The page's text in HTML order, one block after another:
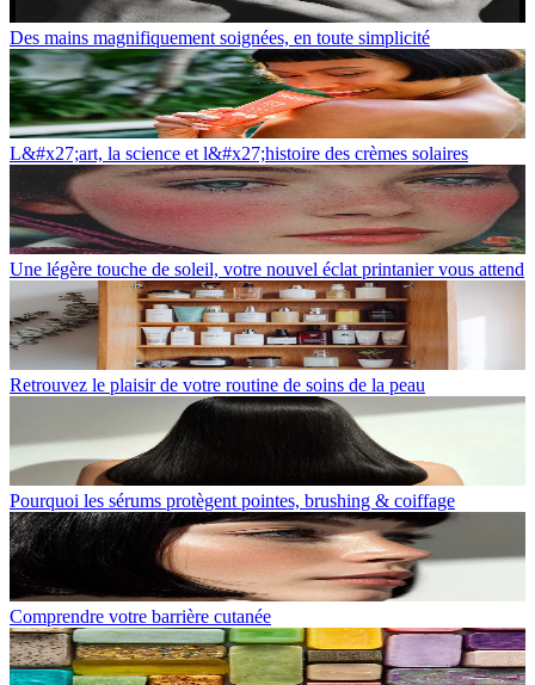
Des mains magnifiquement soignées, en toute simplicité
L&#x27;art, la science et l&#x27;histoire des crèmes solaires
Une légère touche de soleil, votre nouvel éclat printanier vous attend
Retrouvez le plaisir de votre routine de soins de la peau
Pourquoi les sérums protègent pointes, brushing & coiffage
Comprendre votre barrière cutanée